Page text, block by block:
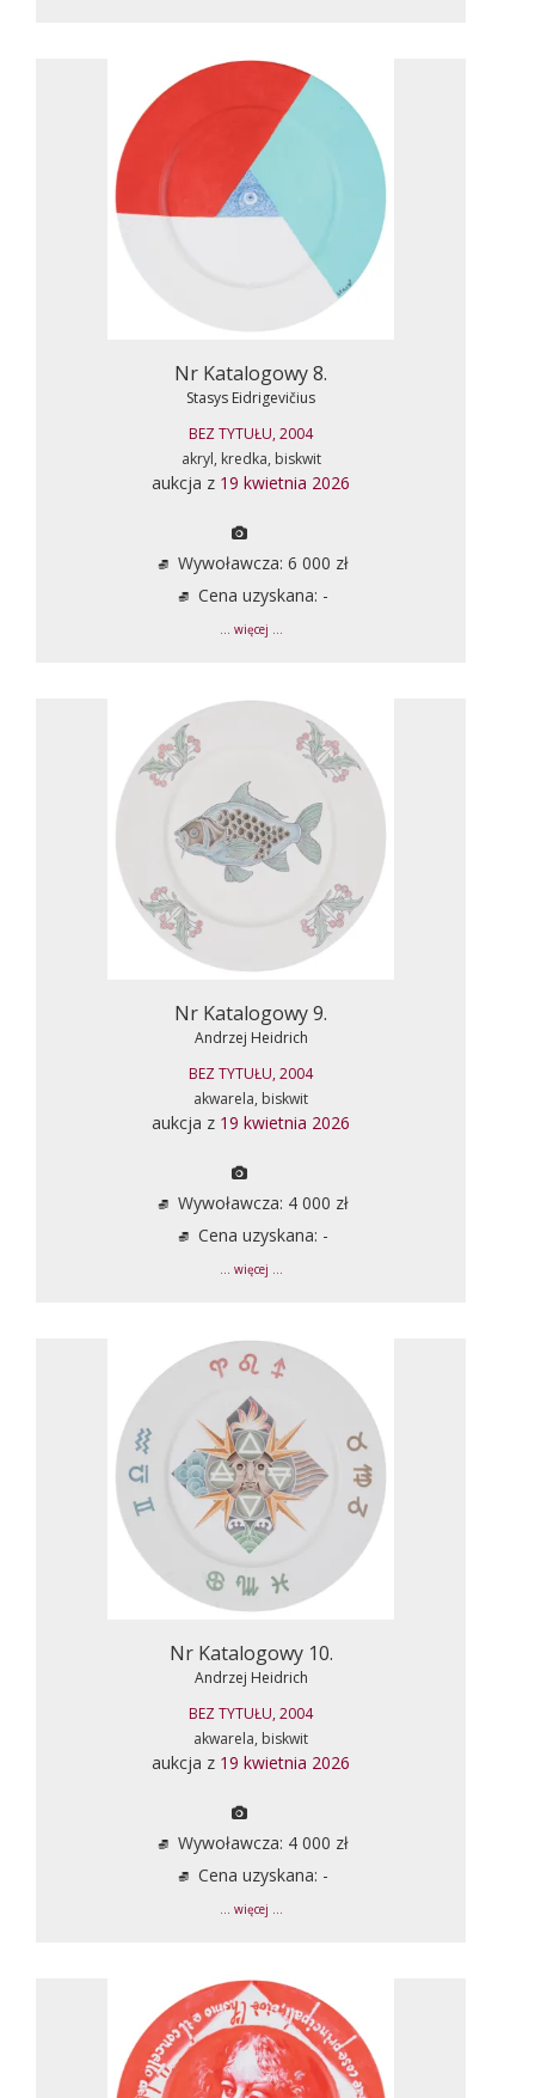
Nr Katalogowy 8.
Stasys Eidrigevičius
BEZ TYTUŁU, 2004
akryl, kredka, biskwit
aukcja z 19 kwietnia 2026
Wywoławcza: 6 000 zł
Cena uzyskana: -
... więcej ...
Nr Katalogowy 9.
Andrzej Heidrich
BEZ TYTUŁU, 2004
akwarela, biskwit
aukcja z 19 kwietnia 2026
Wywoławcza: 4 000 zł
Cena uzyskana: -
... więcej ...
Nr Katalogowy 10.
Andrzej Heidrich
BEZ TYTUŁU, 2004
akwarela, biskwit
aukcja z 19 kwietnia 2026
Wywoławcza: 4 000 zł
Cena uzyskana: -
... więcej ...